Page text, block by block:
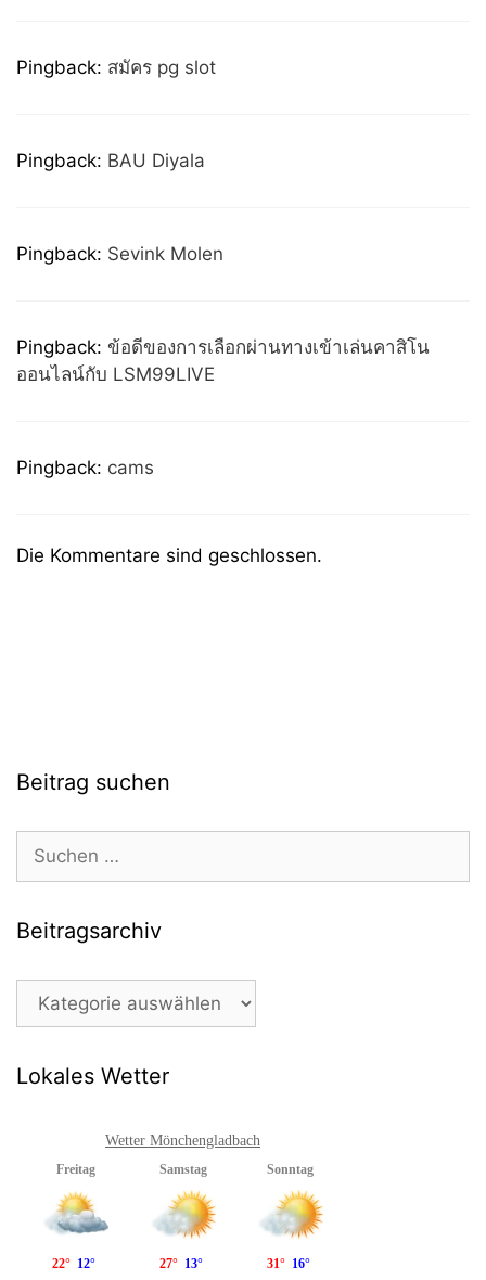
Pingback: สมัคร pg slot
Pingback: BAU Diyala
Pingback: Sevink Molen
Pingback: ข้อดีของการเลือกผ่านทางเข้าเล่นคาสิโน
ออนไลน์กับ LSM99LIVE
Pingback: cams
Die Kommentare sind geschlossen.
Beitrag suchen
Suchen
nach:
Beitragsarchiv
Beitragsarchiv
Lokales Wetter
Wetter Mönchengladbach